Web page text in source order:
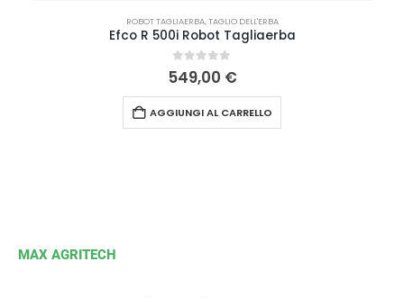
ROBOT TAGLIAERBA,TAGLIO DELL'ERBA
Efco R 500i Robot Tagliaerba
0 Su 5
549,00 €
AGGIUNGI AL CARRELLO
MAX AGRITECH